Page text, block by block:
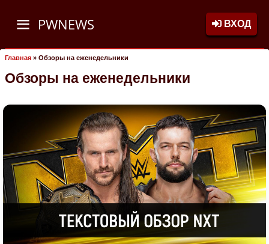
PWNEWS ВХОД
Главная » Обзоры на еженедельники
Обзоры на еженедельники